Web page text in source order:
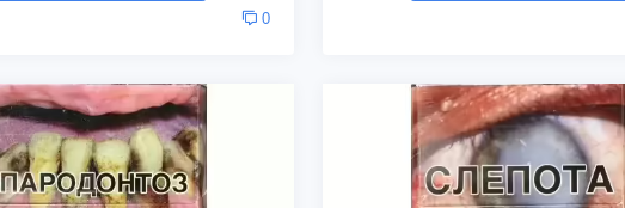
0